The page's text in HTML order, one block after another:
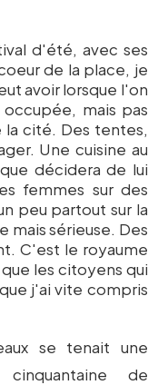
d'été, avec ses
de la place, je
avoir lorsque l'on
mais pas
cité. Des tentes,
Une cuisine au
décidera de lui
femmes sur des
peu partout sur la
sérieuse. Des
C'est le royaume
les citoyens qui
j'ai vite compris
se tenait une
de